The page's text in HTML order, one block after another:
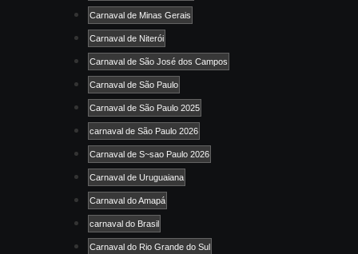
Carnaval de Minas Gerais
Carnaval de Niterói
Carnaval de São José dos Campos
Carnaval de São Paulo
Carnaval de São Paulo 2025
carnaval de São Paulo 2026
Carnaval de S~sao Paulo 2026
Carnaval de Uruguaiana
Carnaval do Amapá
carnaval do Brasil
Carnaval do Rio Grande do Sul